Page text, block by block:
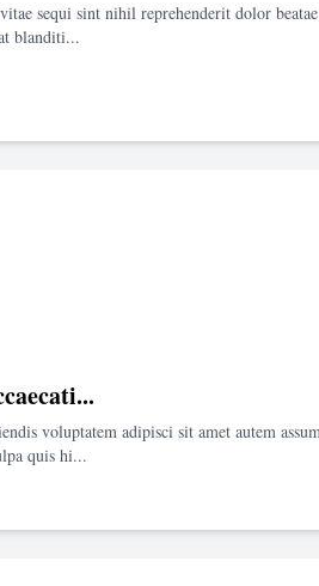
sequi sint nihil reprehenderit dolor
blanditi...
voluptatem adipisci sit amet autem
quis hi...